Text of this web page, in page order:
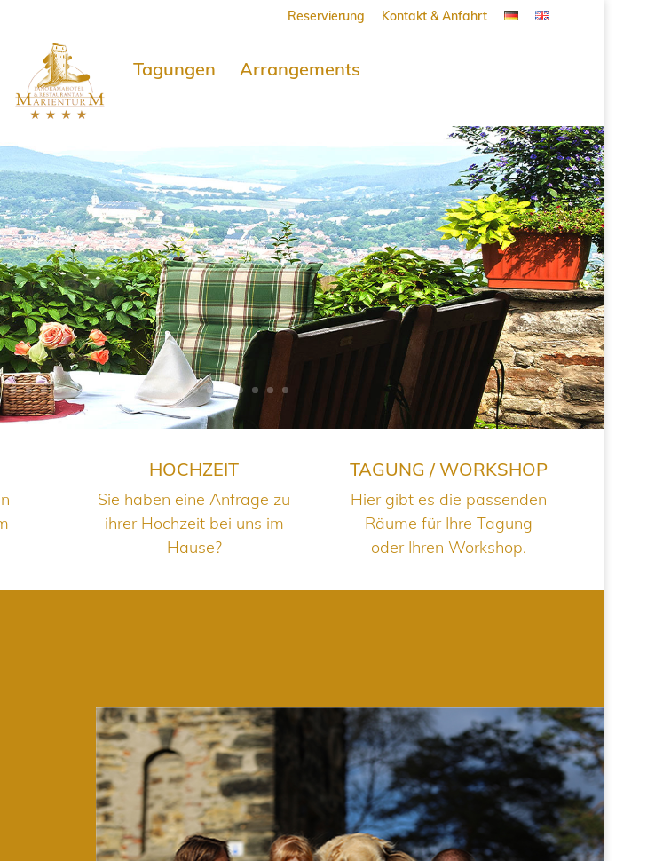
Reservierung Kontakt & Anfahrt
Tagungen Arrangements
HOCHZEIT
Sie haben eine Anfrage zu
ihrer Hochzeit bei uns im
Hause?
TAGUNG / WORKSHOP
Hier gibt es die passenden
Räume für Ihre Tagung
oder Ihren Workshop.